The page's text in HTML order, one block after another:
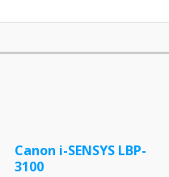
Canon i-SENSYS LBP-
3100